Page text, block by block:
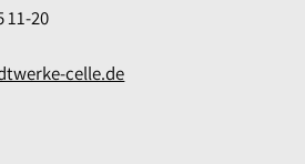
11-20
celle.de